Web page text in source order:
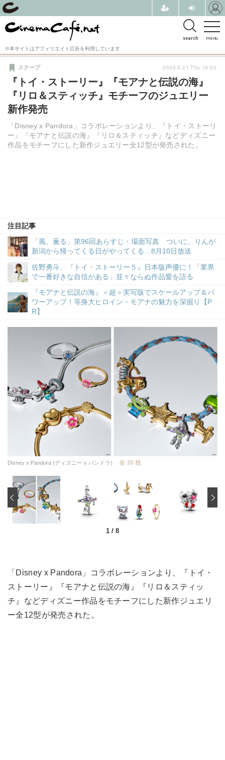
menu
search
※本サイトはアフィリエイト広告を利用しています
『トイ・ストーリー』『モアナと伝説の海』
『リロ＆スティッチ』モチーフのジュエリー
新作発売
「Disney x Pandora」コラボレーションより、『トイ・ストーリ
ー』『モアナと伝説の海』『リロ＆スティッチ』などディズニー
作品をモチーフにした新作ジュエリー全12型が発売された。
スクープ
注目記事
「風、薫る」第96回あらすじ・場面写真 ついに、りんが
新潟から帰ってくる日がやってくる…8月10日放送
佐野勇斗、『トイ・ストーリー５』日本版声優に！「業界
で一番好きな自信がある」並々ならぬ作品愛を語る
『モアナと伝説の海』＜超＞実写版でスケールアップ＆パ
ワーアップ！等身大ヒロイン・モアナの魅力を深掘り【P
R】
2026.5.21 Thu 19:30
Disney x Pandora (ディズニー x パンドラ) 全 30 枚
1 / 8
‹
「Disney x Pandora」コラボレーションより、『トイ・
ストーリー』『モアナと伝説の海』『リロ＆スティッ
チ』などディズニー作品をモチーフにした新作ジュエリ
ー全12型が発売された。